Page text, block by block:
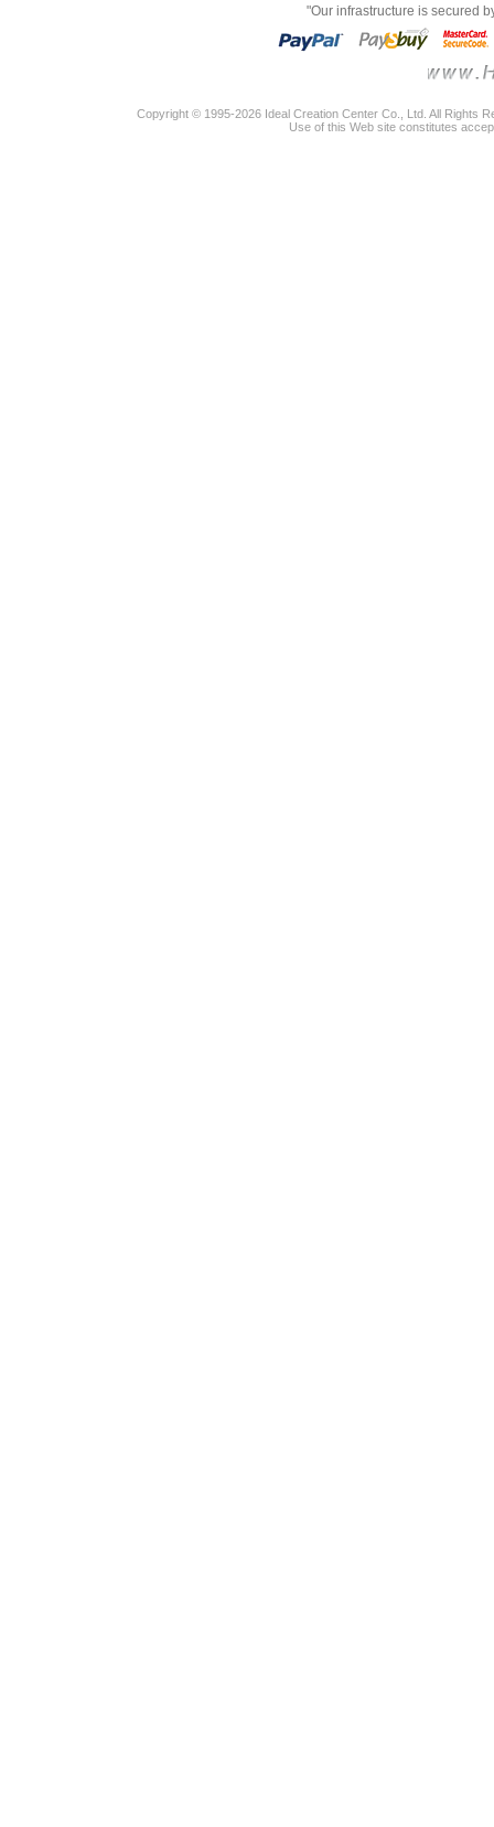
"Our infrastructure is secured
Copyright © 1995-2026 Ideal Creation Center Co., Ltd. All Rights
Use of this Web site constitutes